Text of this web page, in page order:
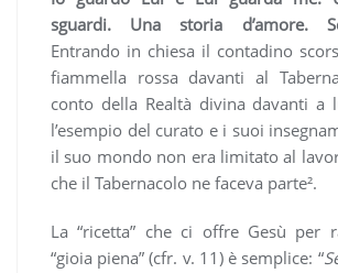
sguardi. Una storia d’amore.
Entrando in chiesa il contadino
fiammella rossa davanti al
conto della Realtà divina davanti a
l’esempio del curato e i suoi
il suo mondo non era limitato al
che il Tabernacolo ne faceva parte².
La “ricetta” che ci offre Gesù per
“gioia piena” (cfr. v. 11) è semplice: “